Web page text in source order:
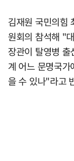
김재원 국민의힘
원회의 참석해 "
장관이 탈영병
계 어느 문명국
을 수 있나"라고